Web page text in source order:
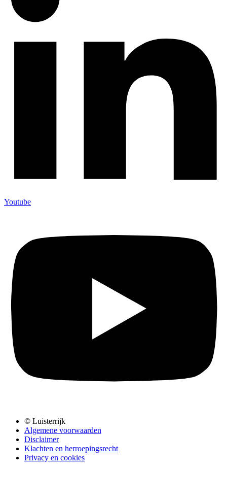
Youtube
© Luisterrijk
Algemene voorwaarden
Disclaimer
Klachten en herroepingsrecht
Privacy en cookies